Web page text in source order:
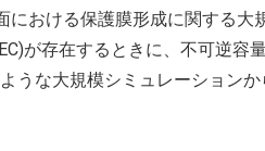
における保護膜形成に関する
が存在するときに、不可逆
ような大規模シミュレーション